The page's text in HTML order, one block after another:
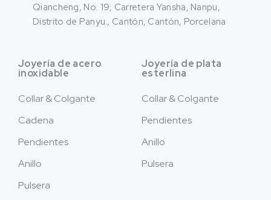
Qiancheng, No. 19, Carretera Yansha, Nanpu,
Distrito de Panyu., Cantón, Cantón, Porcelana
Joyería de acero
inoxidable
Collar & Colgante
Cadena
Pendientes
Anillo
Pulsera
Joyería de plata
esterlina
Collar & Colgante
Pendientes
Anillo
Pulsera